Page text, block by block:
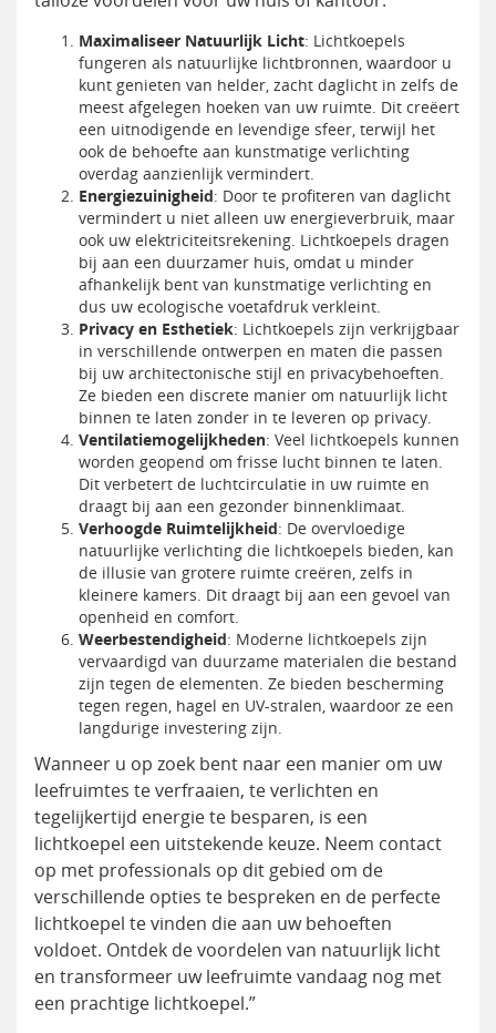
Maximaliseer Natuurlijk Licht: Lichtkoepels
fungeren als natuurlijke lichtbronnen, waardoor u
kunt genieten van helder, zacht daglicht in zelfs de
meest afgelegen hoeken van uw ruimte. Dit creëert
een uitnodigende en levendige sfeer, terwijl het
ook de behoefte aan kunstmatige verlichting
overdag aanzienlijk vermindert.
Energiezuinigheid: Door te profiteren van daglicht
vermindert u niet alleen uw energieverbruik, maar
ook uw elektriciteitsrekening. Lichtkoepels dragen
bij aan een duurzamer huis, omdat u minder
afhankelijk bent van kunstmatige verlichting en
dus uw ecologische voetafdruk verkleint.
Privacy en Esthetiek: Lichtkoepels zijn verkrijgbaar
in verschillende ontwerpen en maten die passen
bij uw architectonische stijl en privacybehoeften.
Ze bieden een discrete manier om natuurlijk licht
binnen te laten zonder in te leveren op privacy.
Ventilatiemogelijkheden: Veel lichtkoepels kunnen
worden geopend om frisse lucht binnen te laten.
Dit verbetert de luchtcirculatie in uw ruimte en
draagt bij aan een gezonder binnenklimaat.
Verhoogde Ruimtelijkheid: De overvloedige
natuurlijke verlichting die lichtkoepels bieden, kan
de illusie van grotere ruimte creëren, zelfs in
kleinere kamers. Dit draagt bij aan een gevoel van
openheid en comfort.
Weerbestendigheid: Moderne lichtkoepels zijn
vervaardigd van duurzame materialen die bestand
zijn tegen de elementen. Ze bieden bescherming
tegen regen, hagel en UV-stralen, waardoor ze een
langdurige investering zijn.
Wanneer u op zoek bent naar een manier om uw
leefruimtes te verfraaien, te verlichten en
tegelijkertijd energie te besparen, is een
lichtkoepel een uitstekende keuze. Neem contact
op met professionals op dit gebied om de
verschillende opties te bespreken en de perfecte
lichtkoepel te vinden die aan uw behoeften
voldoet. Ontdek de voordelen van natuurlijk licht
en transformeer uw leefruimte vandaag nog met
een prachtige lichtkoepel.”